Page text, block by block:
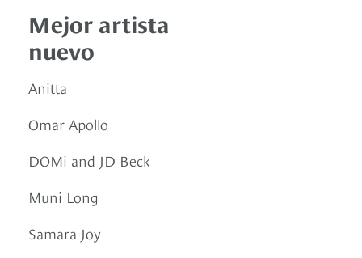
Mejor artista
nuevo
Anitta
Omar Apollo
DOMi and JD Beck
Muni Long
Samara Joy